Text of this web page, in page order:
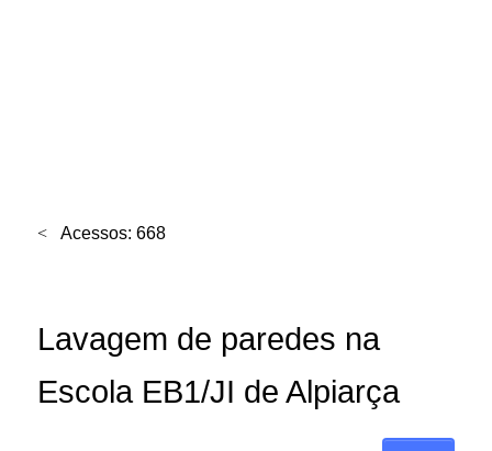
Acessos: 668
Lavagem de paredes na
Escola EB1/JI de Alpiarça